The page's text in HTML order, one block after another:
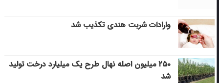
وارادات شربت هندی تکذیب شد
۲۵۰ میلیون اصله نهال طرح یک میلیارد درخت تولید
شد